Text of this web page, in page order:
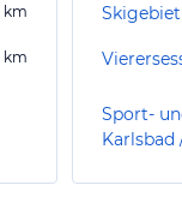
km
km
Sport-
Karlsbad